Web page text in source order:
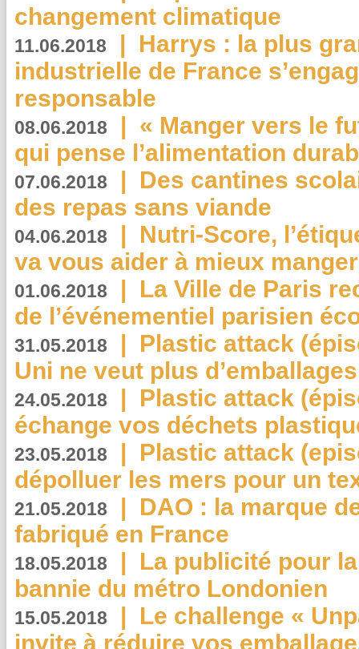
changement climatique
11.06.2018 | Harrys : la plus
industrielle de France
responsable
08.06.2018 | « Manger vers le
qui pense l’alimentation
07.06.2018 | Des cantines
des repas sans viande
04.06.2018 | Nutri-Score,
va vous aider à mieux
01.06.2018 | La Ville de Paris
de l’événementiel parisien
31.05.2018 | Plastic attack
Uni ne veut plus
24.05.2018 | Plastic attack
échange vos déchets
23.05.2018 | Plastic attack
dépolluer les mers pour un
21.05.2018 | DAO : la marque
fabriqué en France
18.05.2018 | La publicité pour
bannie du métro Londonien
15.05.2018 | Le challenge «
invite à réduire vos